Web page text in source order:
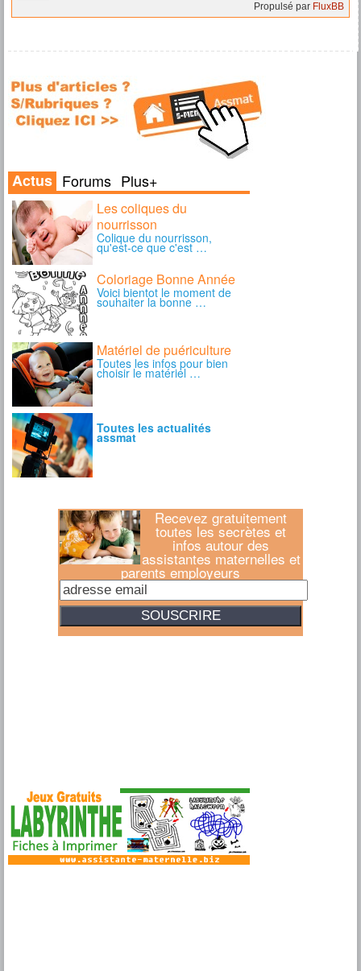
Propulsé par FluxBB
Recevez gratuitement
toutes les secrètes et
infos autour des
assistantes maternelles et
parents employeurs